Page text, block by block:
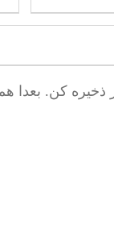
ذخیره کن.